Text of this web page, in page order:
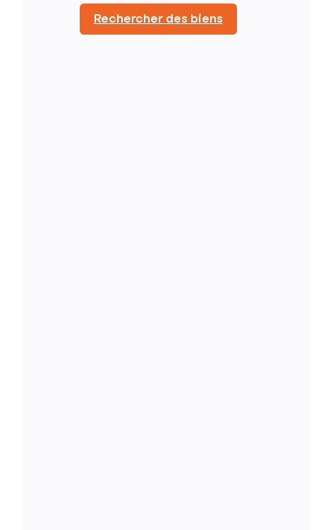
Rechercher des biens